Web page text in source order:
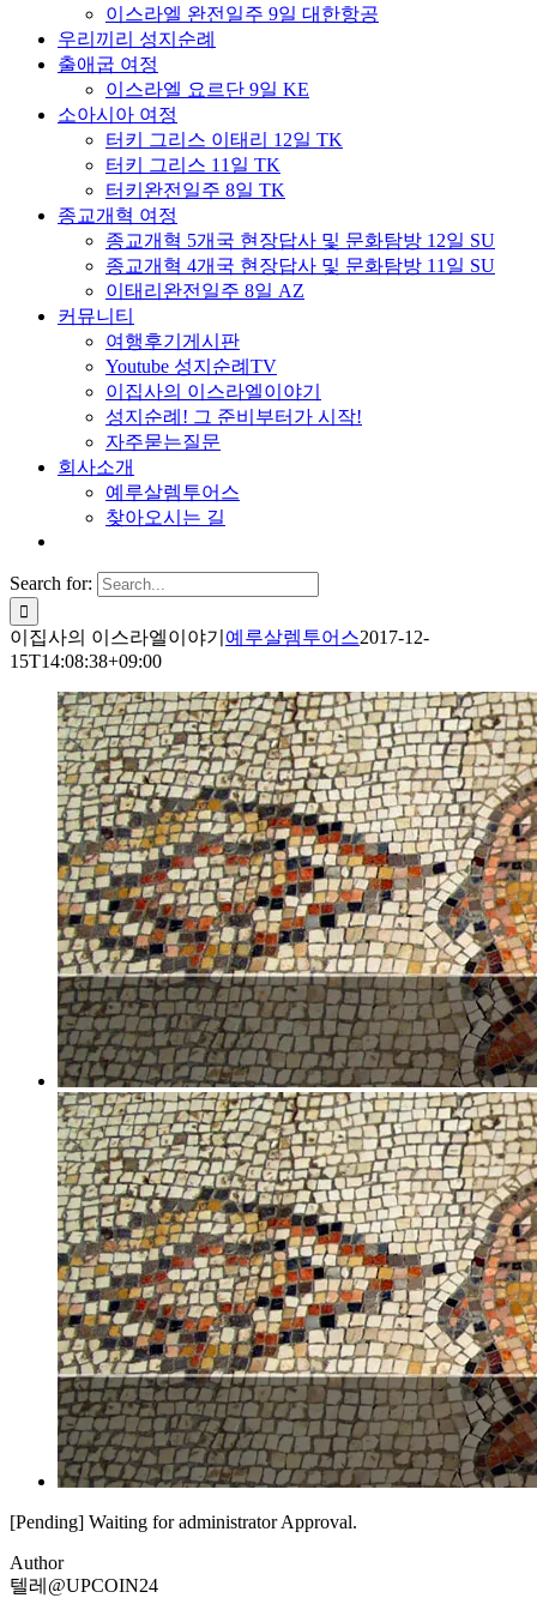
이스라엘 완전일주 9일 대한항공
우리끼리 성지순례
출애굽 여정
이스라엘 요르단 9일 KE
소아시아 여정
터키 그리스 이태리 12일 TK
터키 그리스 11일 TK
터키완전일주 8일 TK
종교개혁 여정
종교개혁 5개국 현장답사 및 문화탐방 12일 SU
종교개혁 4개국 현장답사 및 문화탐방 11일 SU
이태리완전일주 8일 AZ
커뮤니티
여행후기게시판
Youtube 성지순례TV
이집사의 이스라엘이야기
성지순례! 그 준비부터가 시작!
자주묻는질문
회사소개
예루살렘투어스
찾아오시는 길
Search for:
이집사의 이스라엘이야기 예루살렘투어스2017-12-
15T14:08:38+09:00
[Pending] Waiting for administrator Approval.
Author
텔레@UPCOIN24